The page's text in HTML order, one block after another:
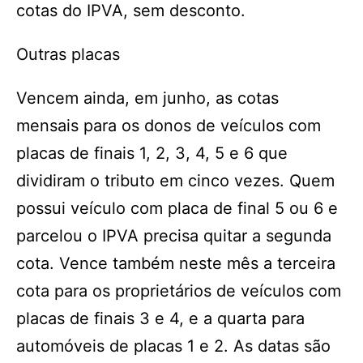
cotas do IPVA, sem desconto.
Outras placas
Vencem ainda, em junho, as cotas
mensais para os donos de veículos com
placas de finais 1, 2, 3, 4, 5 e 6 que
dividiram o tributo em cinco vezes. Quem
possui veículo com placa de final 5 ou 6 e
parcelou o IPVA precisa quitar a segunda
cota. Vence também neste mês a terceira
cota para os proprietários de veículos com
placas de finais 3 e 4, e a quarta para
automóveis de placas 1 e 2. As datas são